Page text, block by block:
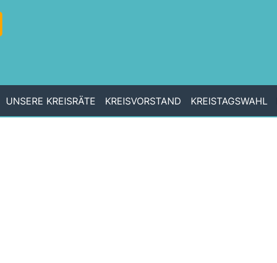
UNSERE KREISRÄTE KREISVORSTAND KREISTAGSWAHL